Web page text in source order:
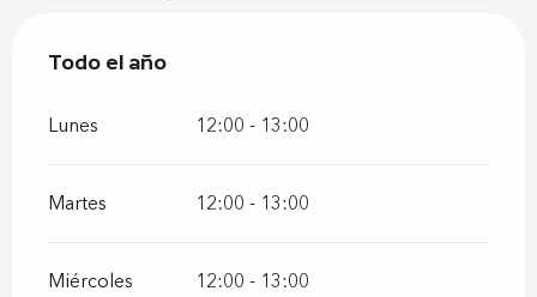
Todo el año
Todo el año
Lunes 12:00 - 13:00
Martes 12:00 - 13:00
Miércoles 12:00 - 13:00